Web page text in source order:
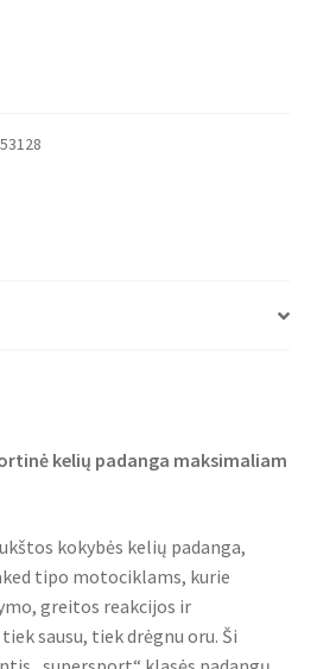
kelių padanga maksimaliam
kokybės kelių padanga,
tipo motociklams, kurie
greitos reakcijos ir
sausu, tiek drėgnu oru. Ši